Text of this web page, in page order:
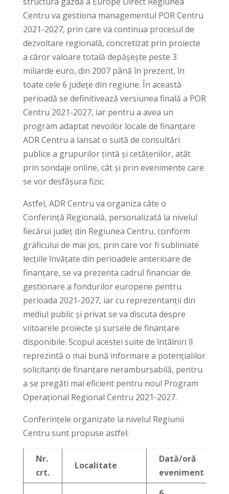
Centru va gestiona managementul POR Centru
2021-2027, prin care va continua procesul de
dezvoltare regională, concretizat prin proiecte
a căror valoare totală depășește peste 3
miliarde euro, din 2007 până în prezent, în
toate cele 6 județe din regiune. În această
perioadă se definitivează versiunea finală a POR
Centru 2021-2027, iar pentru a avea un
program adaptat nevoilor locale de finanțare
ADR Centru a lansat o suită de consultări
publice a grupurilor țintă și cetățenilor, atât
prin sondaje online, cât și prin evenimente care
se vor desfășura fizic.
Astfel, ADR Centru va organiza câte o
Conferință Regională, personalizată la nivelul
fiecărui județ din Regiunea Centru, conform
graficului de mai jos, prin care vor fi subliniate
lecțiile învățate din perioadele anterioare de
finanțare, se va prezenta cadrul financiar de
gestionare a fondurilor europene pentru
perioada 2021-2027, iar cu reprezentanții din
mediul public și privat se va discuta despre
viitoarele proiecte și sursele de finanțare
disponibile. Scopul acestei suite de întâlniri îl
reprezintă o mai bună informare a potențialilor
solicitanți de finanțare nerambursabilă, pentru
a se pregăti mai eficient pentru noul Program
Operațional Regional Centru 2021-2027.
Conferințele organizate la nivelul Regiunii
Centru sunt propuse astfel:
Nr.
crt.
Localitate
Dată/oră
eveniment